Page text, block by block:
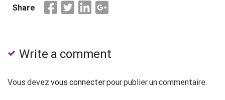
Share
Write a comment
Vous devez vous connecterpour publier un commentaire.